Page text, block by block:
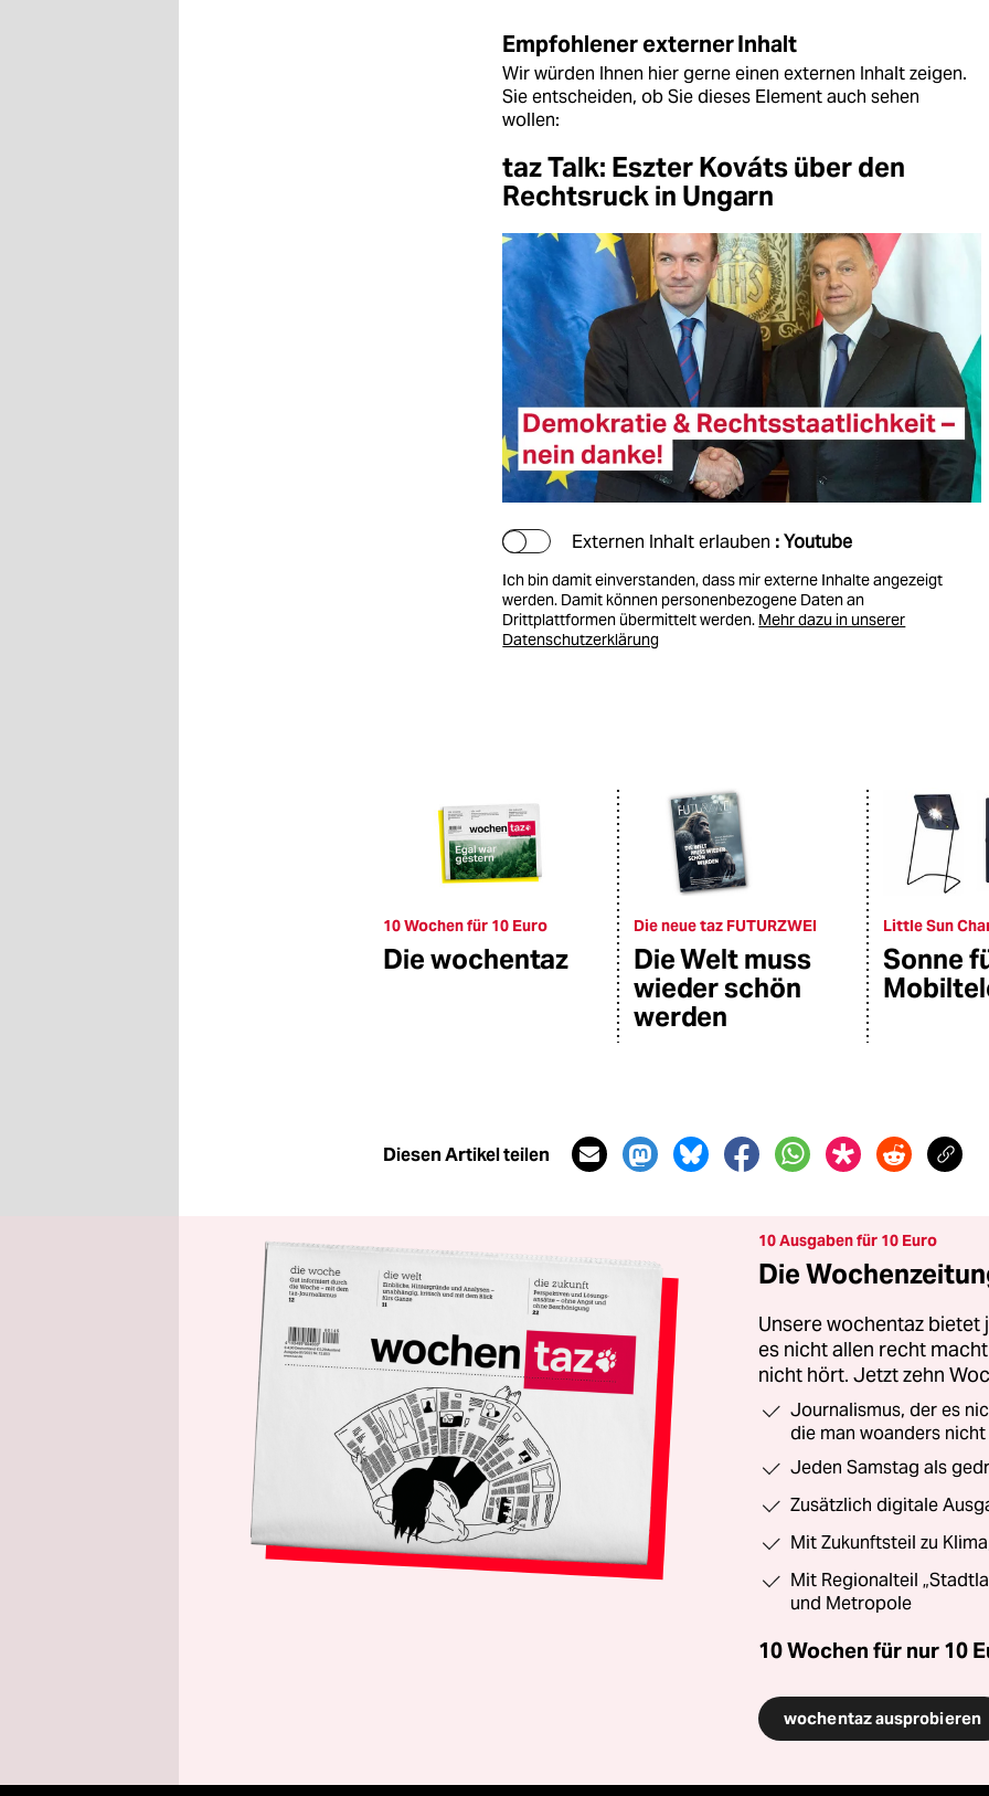
Empfohlener externer Inhalt
Wir würden Ihnen hier gerne einen externen Inhalt zeigen.
Sie entscheiden, ob Sie dieses Element auch sehen
wollen:
taz Talk: Eszter Kováts über den
Rechtsruck in Ungarn
Externen Inhalt erlauben : Youtube
Ich bin damit einverstanden, dass mir externe Inhalte angezeigt
werden. Damit können personenbezogene Daten an
Drittplattformen übermittelt werden. Mehr dazu in unserer
Datenschutzerklärung
10 Wochen für 10 Euro
Die wochentaz
Die neue taz FUTURZWEI
Die Welt muss
wieder schön
werden
Little Sun
Sonne
Diesen Artikel teilen
10 Ausgaben für 10 Euro
Die
Unsere wochentaz
es nicht allen recht
nicht hört. Jetzt zehn
Journalismus, der es
die man woanders
Jeden Samstag als
Zusätzlich digitale
Mit Zukunftsteil zu
Mit Regionalteil
und Metropole
10 Wochen für nur 10
wochentaz ausprobieren